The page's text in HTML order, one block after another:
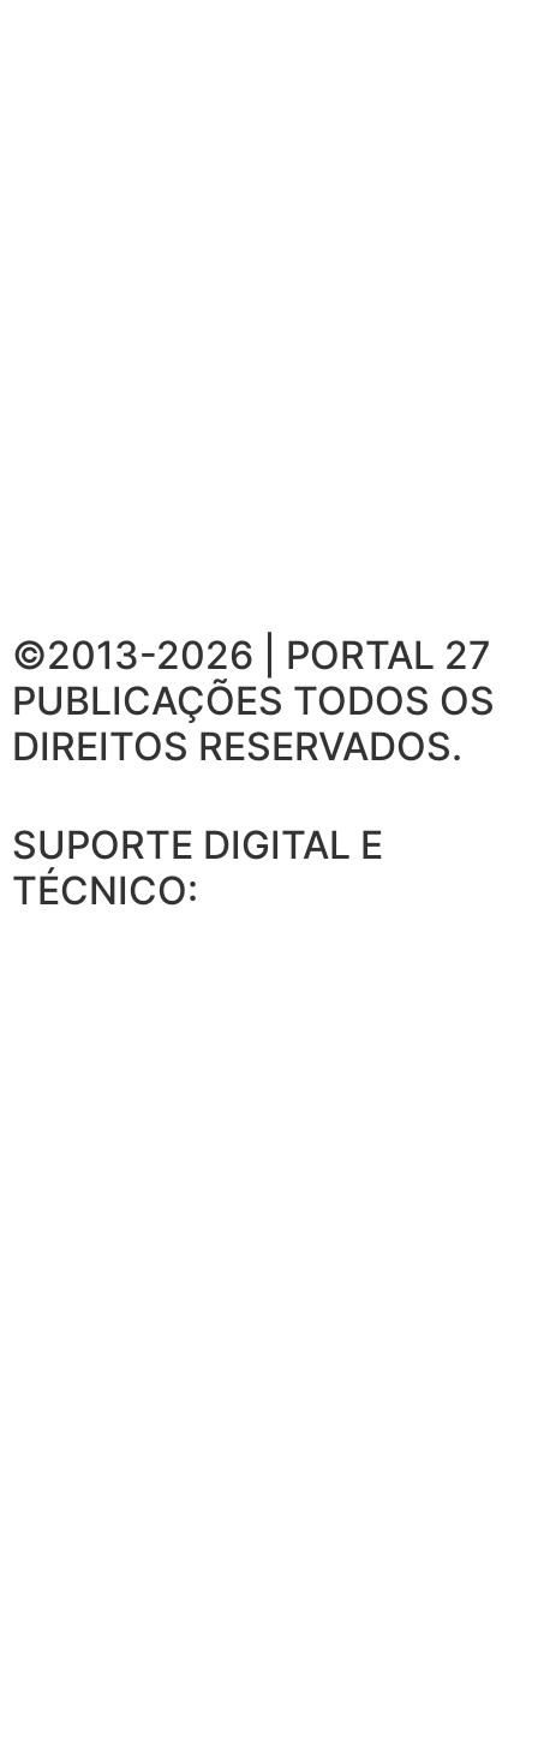
©2013-2026 | PORTAL 27
PUBLICAÇÕES TODOS OS
DIREITOS RESERVADOS.
SUPORTE DIGITAL E
TÉCNICO: